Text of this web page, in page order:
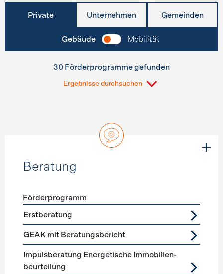
Private Unternehmen Gemeinden
Gebäude Mobilität
30 Förderprogramme gefunden
Ergebnisse durchsuchen
Beratung
Förderprogramme
Förderprogramm
Erstberatung
GEAK mit Beratungsbericht
Impuls­beratung Energetische Immobilien­
beurteilung